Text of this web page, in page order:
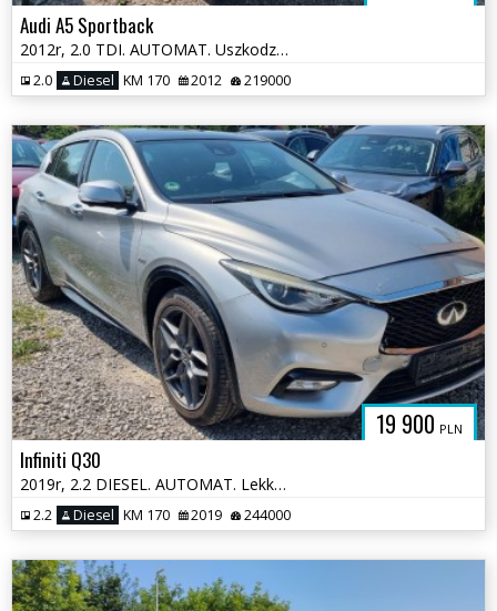
Audi A5 Sportback
2012r, 2.0 TDI. AUTOMAT. Uszkodzony lewy przód. Poobijany. Jeździ.
2.0 Diesel KM 170 2012 219000
19 900 PLN
Infiniti Q30
2019r, 2.2 DIESEL. AUTOMAT. Lekko uszkodzony lewy tył. Jeździ .
2.2 Diesel KM 170 2019 244000